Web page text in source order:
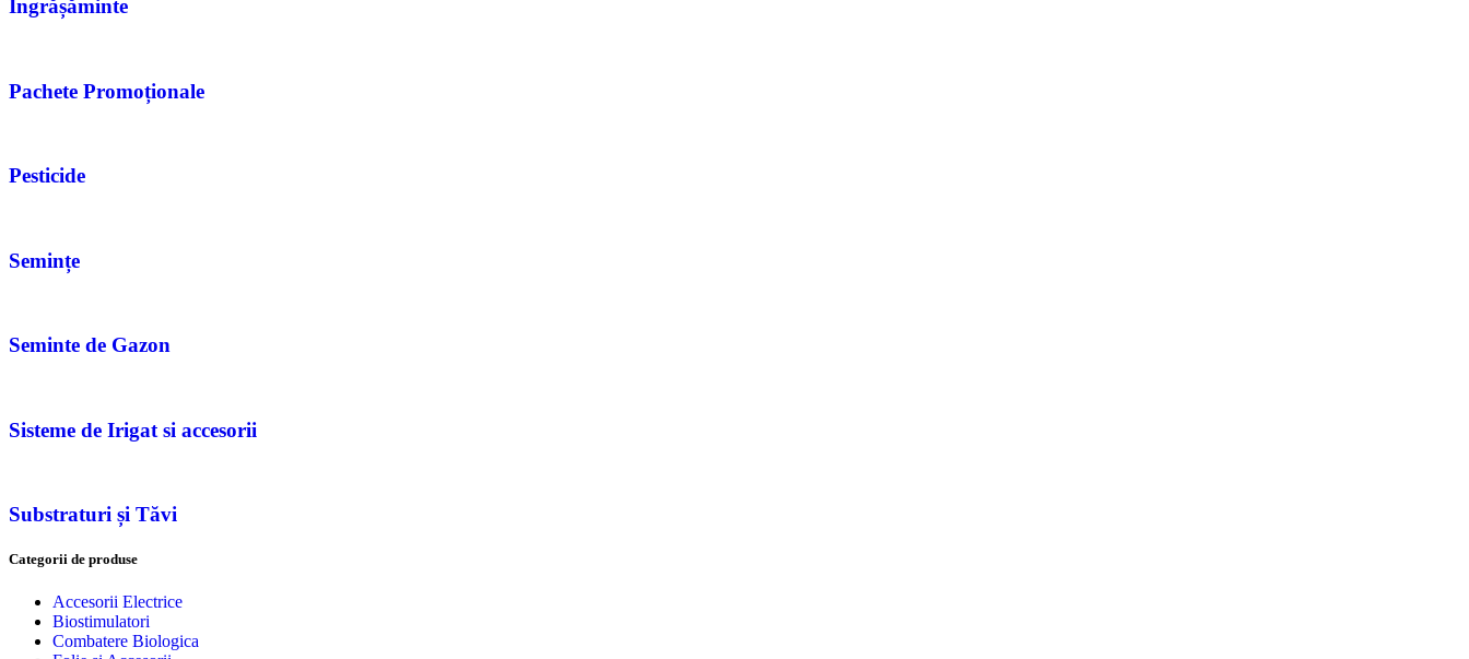
Îngrășăminte
Pachete Promoționale
Pesticide
Semințe
Seminte de Gazon
Sisteme de Irigat si accesorii
Substraturi și Tăvi
Categorii de produse
Accesorii Electrice
Biostimulatori
Combatere Biologica